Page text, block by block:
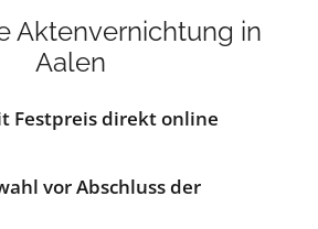
Aktenvernichtung in
Aalen
Festpreis direkt online
vor Abschluss der